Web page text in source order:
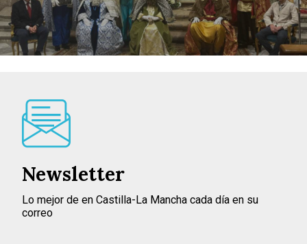
Newsletter
Lo mejor de en Castilla-La Mancha cada día en su
correo